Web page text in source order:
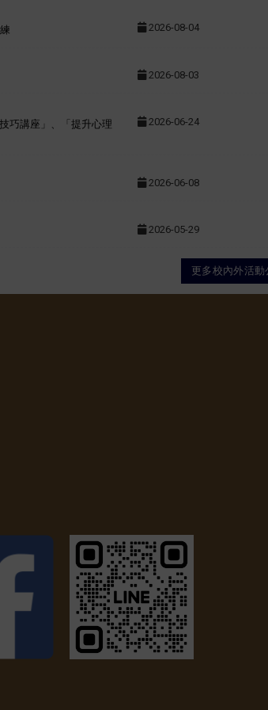
2026-08-04
2026-08-03
巧講座」、「提升心理
2026-06-24
2026-06-08
2026-05-29
更多校內外活動